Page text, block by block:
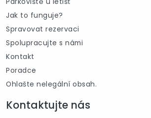
Jak to funguje?
Spravovat rezervaci
Spolupracujte s námi
Kontakt
Poradce
Ohlašte nelegální obsah.
Kontaktujte nás